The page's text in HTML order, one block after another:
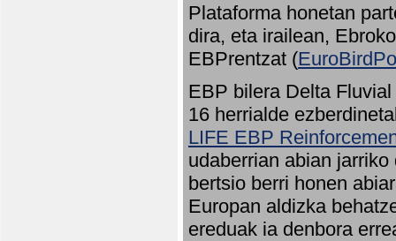
Plataforma honetan
dira, eta irailean,
EBPrentzat (
EBP bilera Delta
16 herrialde
LIFE EBP
udaberrian abian
bertsio berri honen
Europan aldizka
ereduak ia denbora